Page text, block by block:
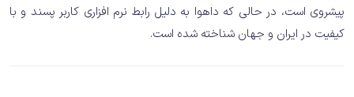
پیشروی است، در حالی که داهوا به دلیل رابط نرم افزاری کاربر پسند و با
کیفیت در ایران و جهان شناخته شده است.